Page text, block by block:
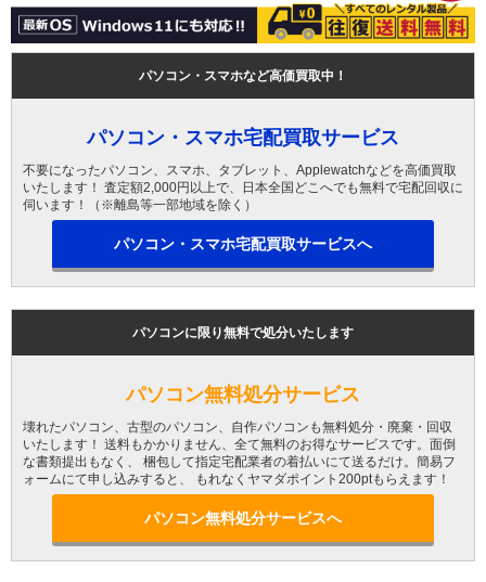
パソコン・スマホなど高価買取中！
パソコン・スマホ宅配買取サービス
不要になったパソコン、スマホ、タブレット、Applewatchなどを高価買取
いたします！ 査定額2,000円以上で、日本全国どこへでも無料で宅配回収に
伺います！（※離島等一部地域を除く）
パソコン・スマホ宅配買取サービスへ
パソコンに限り無料で処分いたします
パソコン無料処分サービス
壊れたパソコン、古型のパソコン、自作パソコンも無料処分・廃棄・回収
いたします！ 送料もかかりません、全て無料のお得なサービスです。面倒
な書類提出もなく、 梱包して指定宅配業者の着払いにて送るだけ。簡易フ
ォームにて申し込みすると、 もれなくヤマダポイント200ptもらえます！
パソコン無料処分サービスへ